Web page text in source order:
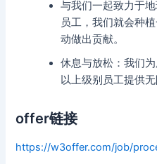
与我们一起致力于
员工，我们就会种
动做出贡献。
休息与放松：我们
以上级别员工提供无
offer链接
https://w3offer.com/job/